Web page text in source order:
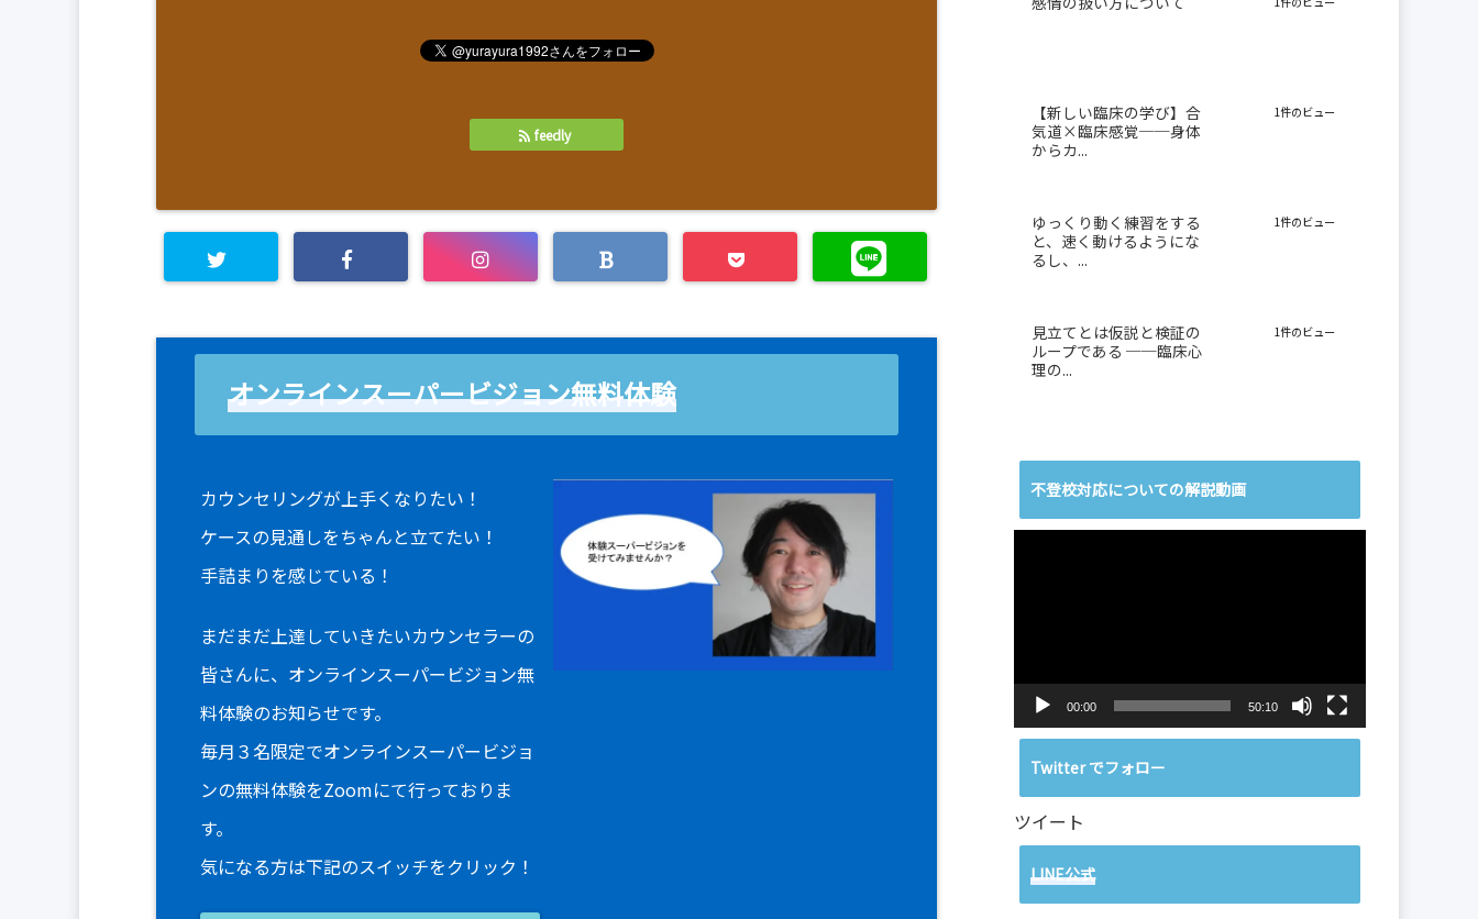
feedly
オンラインスーパービジョン無料体験
カウンセリングが上手くなりたい！
ケースの見通しをちゃんと立てたい！
手詰まりを感じている！
まだまだ上達していきたいカウンセラーの
皆さんに、オンラインスーパービジョン無
料体験のお知らせです。
毎月３名限定でオンラインスーパービジョ
ンの無料体験をZoomにて行っておりま
す。
気になる方は下記のスイッチをクリック！
【新しい臨床の学び】合
気道×臨床感覚──身体
からカ...
1件のビュー
ゆっくり動く練習をする
と、速く動けるようにな
るし、...
1件のビュー
見立てとは仮説と検証の
ループである ──臨床心
理の...
1件のビュー
不登校対応についての解説動画
00:00 50:10
Twitter でフォロー
ツイート
LINE公式